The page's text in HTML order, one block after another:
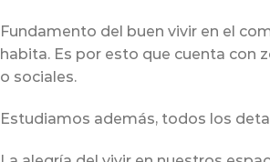
Fundamento del buen vivir en el
habita. Es por esto que cuenta con
o sociales.
Estudiamos además, todos los